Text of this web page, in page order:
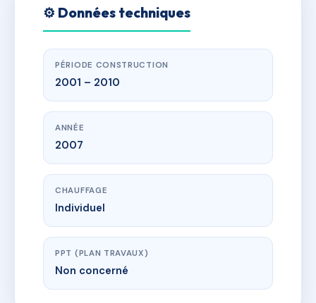
⚙️ Données techniques
PÉRIODE CONSTRUCTION
2001 – 2010
ANNÉE
2007
CHAUFFAGE
Individuel
PPT (PLAN TRAVAUX)
Non concerné